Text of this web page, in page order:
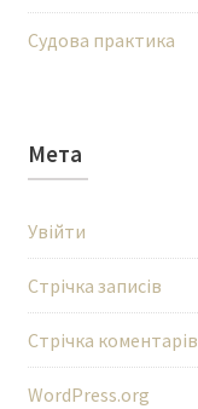
Судова практика
Мета
Увійти
Стрічка записів
Стрічка коментарів
WordPress.org